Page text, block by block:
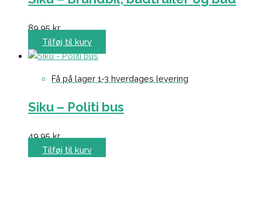
89,95kr.
Tilføj til kurv
Få på lager 1-3 hverdages levering
Siku – Politi bus
49,95kr.
Tilføj til kurv